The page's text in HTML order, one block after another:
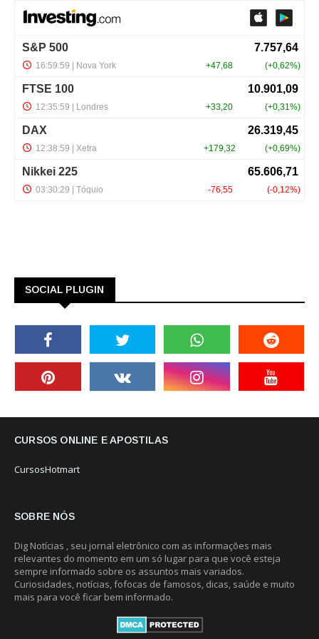
SOCIAL PLUGIN
CURSOS ONLINE E APOSTILAS
CursosHotmart
SOBRE NÓS
Dig Notícias , seu jornal eletrônico com as informações mais
relevantes do momento em um só lugar para que você esteja
sempre informado sobre os assuntos mais variados.
Curiosidades, notícias, fofocas de famosos, dicas, saúde e muito
mais para você ficar bem informado.